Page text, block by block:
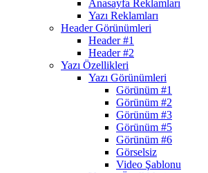
Anasayfa Reklamları
Yazı Reklamları
Header Görünümleri
Header #1
Header #2
Yazı Özellikleri
Yazı Görünümleri
Görünüm #1
Görünüm #2
Görünüm #3
Görünüm #5
Görünüm #6
Görselsiz
Video Şablonu